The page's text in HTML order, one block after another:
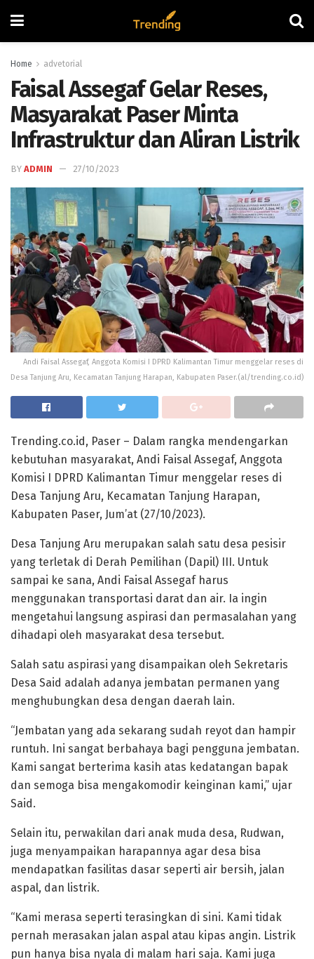
Home advetorial
Faisal Assegaf Gelar Reses,
Masyarakat Paser Minta
Infrastruktur dan Aliran Listrik
BY ADMIN 27/10/2023
Andi Faisal Assegaf, Anggota Komisi I DPRD Kalimantan Timur menggelar reses di
Desa Tanjung Aru, Kecamatan Tanjung Harapan, Kabupaten Paser.(al/trending.co.id)
Trending.co.id, Paser – Dalam rangka mendengarkan
kebutuhan masyarakat, Andi Faisal Assegaf, Anggota
Komisi I DPRD Kalimantan Timur menggelar reses di
Desa Tanjung Aru, Kecamatan Tanjung Harapan,
Kabupaten Paser, Jum’at (27/10/2023).
Desa Tanjung Aru merupakan salah satu desa pesisir
yang terletak di Derah Pemilihan (Dapil) III. Untuk
sampai ke sana, Andi Faisal Assegaf harus
menggunakan transportasi darat dan air. Ia ingin
mengetahui langsung aspirasi dan permasalahan yang
dihadapi oleh masyarakat desa tersebut.
Salah satu aspirasi yang disampaikan oleh Sekretaris
Desa Said adalah adanya jembatan permanen yang
menghubungkan desa dengan daerah lain.
“Jembatan yang ada sekarang sudah reyot dan hampir
runtuh. Ini sangat berbahaya bagi pengguna jembatan.
Kami sangat berterima kasih atas kedatangan bapak
dan semoga bisa mengakomodir keinginan kami,” ujar
Said.
Selain itu, perwakilan dari anak muda desa, Rudwan,
juga menyampaikan harapannya agar desa bisa
mendapatkan fasilitas dasar seperti air bersih, jalan
aspal, dan listrik.
“Kami merasa seperti terasingkan di sini. Kami tidak
pernah merasakan jalan aspal atau kipas angin. Listrik
pun hanya bisa nyala di malam hari saja. Kami juga